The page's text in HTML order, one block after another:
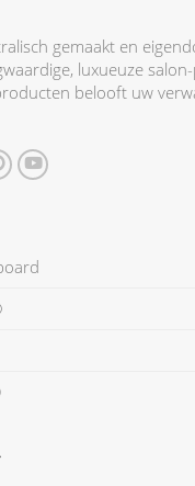
gemaakt en
luxueuze
belooft uw